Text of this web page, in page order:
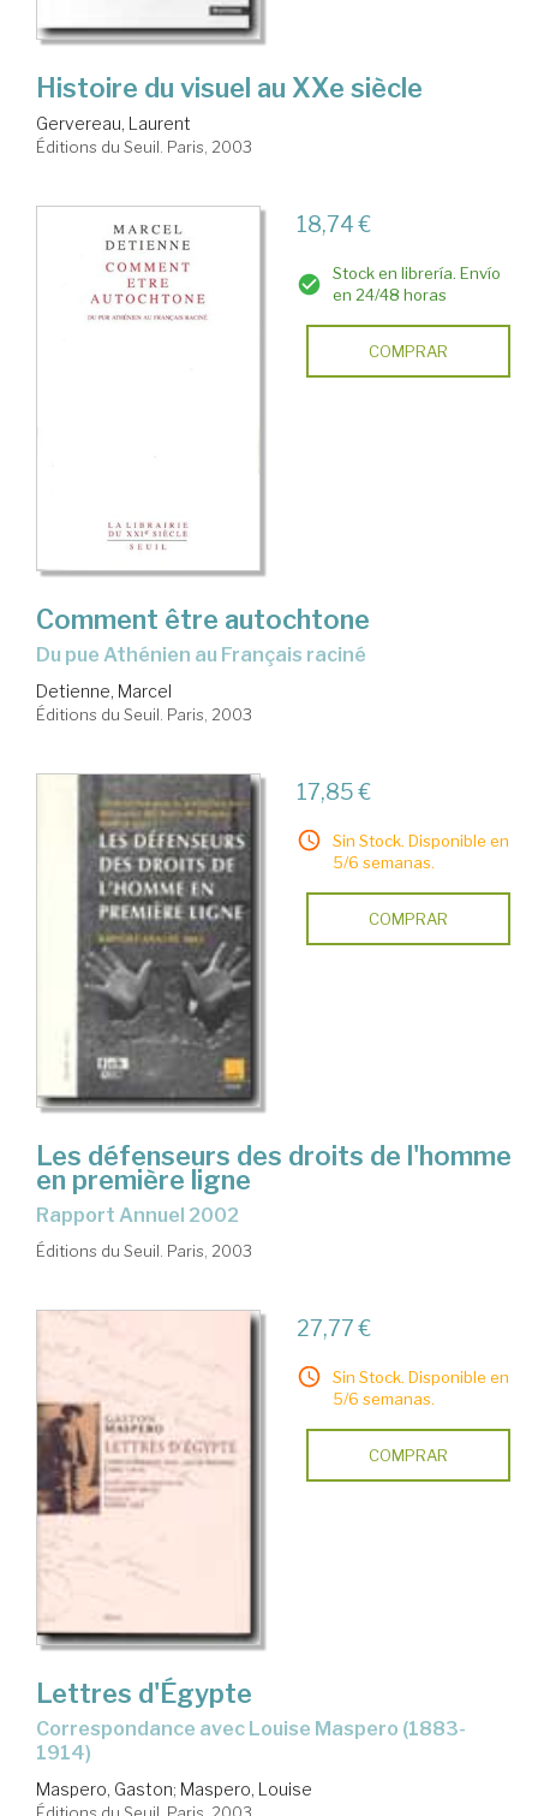
Histoire du visuel au XXe siècle
Gervereau, Laurent
Éditions du Seuil. Paris, 2003
18,74 €
Stock en librería. Envío
en 24/48 horas
COMPRAR
Comment être autochtone
du pue Athénien au Français raciné
Detienne, Marcel
Éditions du Seuil. Paris, 2003
17,85 €
Sin Stock. Disponible en
5/6 semanas.
COMPRAR
Les défenseurs des droits de l'homme
en première ligne
Rapport Annuel 2002
Éditions du Seuil. Paris, 2003
27,77 €
Sin Stock. Disponible en
5/6 semanas.
COMPRAR
Lettres d'Égypte
correspondance avec Louise Maspero (1883-
1914)
Maspero, Gaston; Maspero, Louise